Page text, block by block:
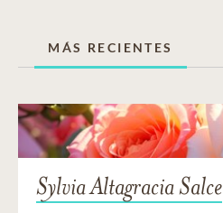
MÁS RECIENTES
Sylvia Altagracia Salce